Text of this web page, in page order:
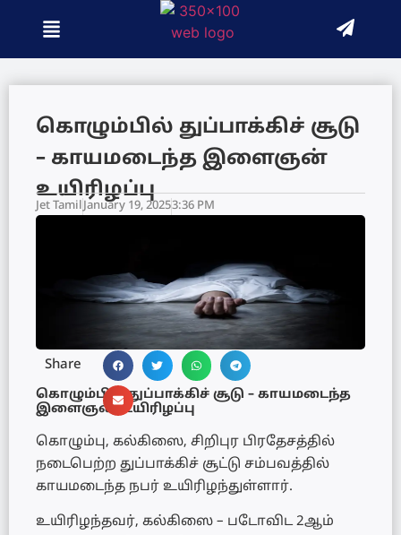
கொழும்பில் துப்பாக்கிச் சூடு
– காயமடைந்த இளைஞன்
உயிரிழப்பு
Jet Tamil January 19, 20253:36 PM
Share
கொழும்பில் துப்பாக்கிச் சூடு – காயமடைந்த
இளைஞன் உயிரிழப்பு
கொழும்பு, கல்கிஸை, சிறிபுர பிரதேசத்தில்
நடைபெற்ற துப்பாக்கிச் சூட்டு சம்பவத்தில்
காயமடைந்த நபர் உயிரிழந்துள்ளார்.
உயிரிழந்தவர், கல்கிஸை – படோவிட 2ஆம்